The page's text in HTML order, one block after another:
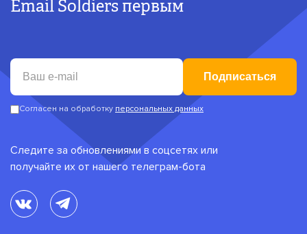
Email Soldiers первым
Подписаться
Согласен на обработку персональных данных
Следите за обновлениями в соцсетях или
получайте их от нашего телеграм-бота